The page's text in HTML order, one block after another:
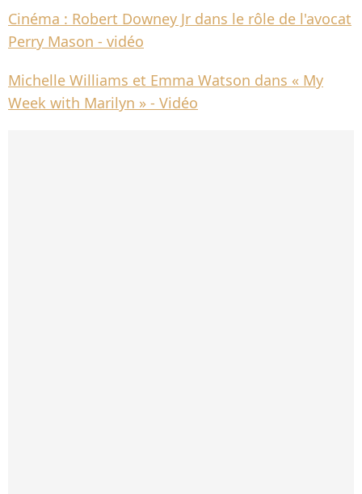
Cinéma : Robert Downey Jr dans le rôle de l'avocat
Perry Mason - vidéo
Michelle Williams et Emma Watson dans « My
Week with Marilyn » - Vidéo